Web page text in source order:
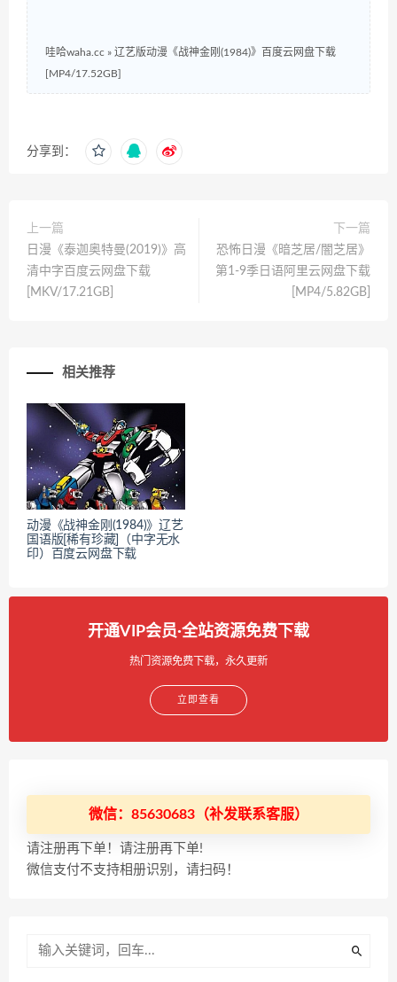
哇哈waha.cc » 辽艺版动漫《战神金刚(1984)》百度云网盘下载
[MP4/17.52GB]
分享到：
上一篇
日漫《泰迦奥特曼(2019)》高
清中字百度云网盘下载
[MKV/17.21GB]
下一篇
恐怖日漫《暗芝居/闇芝居》
第1-9季日语阿里云网盘下载
[MP4/5.82GB]
相关推荐
动漫《战神金刚(1984)》辽艺
国语版[稀有珍藏]（中字无水
印）百度云网盘下载
开通VIP会员·全站资源免费下载
热门资源免费下载，永久更新
立即查看
微信：85630683（补发联系客服）
请注册再下单！请注册再下单!
微信支付不支持相册识别，请扫码！